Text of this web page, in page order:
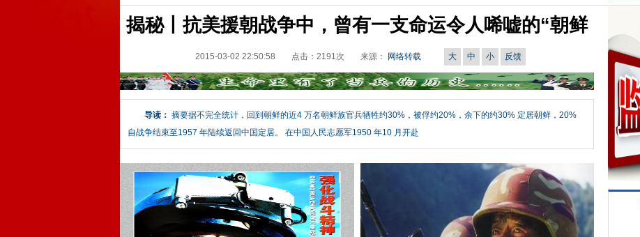
揭秘丨抗美援朝战争中，曾有一支命运令人唏嘘的“朝鲜
族师
2015-03-02 22:50:58 点击： 2191次 来源： 网络转载 大 中 小 反馈
导读： 摘要据不完全统计，回到朝鲜的近4 万名朝鲜族官兵牺牲约30%，被俘约20%，余下的约30% 定居朝鲜，20%
自战争结束至1957 年陆续返回中国定居。 在中国人民志愿军1950 年10 月开赴